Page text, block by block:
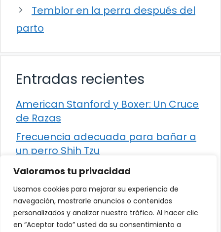
Valoramos tu privacidad
Usamos cookies para mejorar su experiencia de
navegación, mostrarle anuncios o contenidos
personalizados y analizar nuestro tráfico. Al hacer clic
en “Aceptar todo” usted da su consentimiento a
Temblor en la perra después del
parto
Entradas recientes
American Stanford y Boxer: Un Cruce
de Razas
Frecuencia adecuada para bañar a
un perro Shih Tzu
Comparación entre Apache Storm y
Spark Streaming
Cómo detener la diarrea en un gato
¿Los frutos rojos son seguros para